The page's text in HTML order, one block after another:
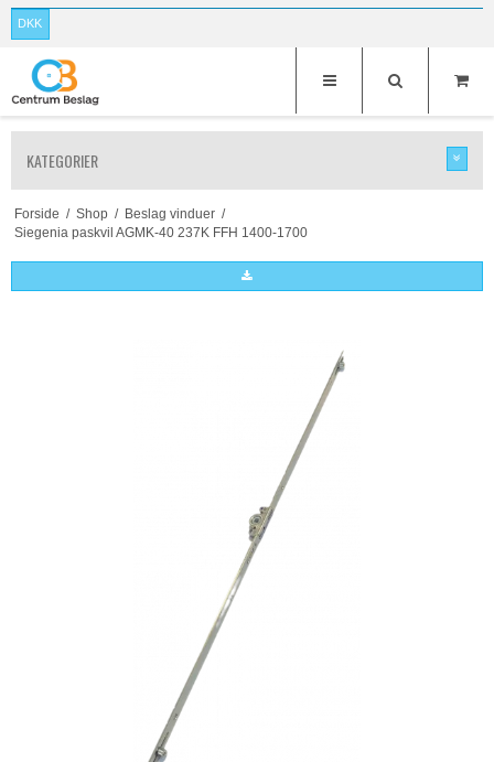
DKK
KATEGORIER
Forside / Shop / Beslag vinduer /
Siegenia paskvil AGMK-40 237K FFH 1400-1700